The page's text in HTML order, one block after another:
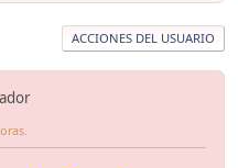
ACCIONES DEL USUARIO